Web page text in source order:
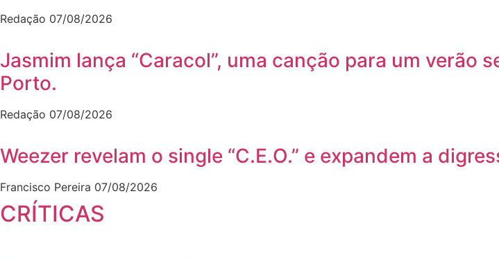
Redação 07/08/2026
Jasmim lança “Caracol”, uma canção para um verão
Porto.
Redação 07/08/2026
Weezer revelam o single “C.E.O.” e expandem a
Francisco Pereira 07/08/2026
CRÍTICAS